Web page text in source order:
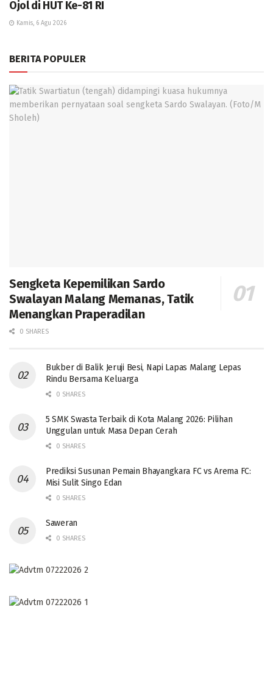
Ojol di HUT Ke-81 RI
Kamis, 6 Agu 2026
BERITA POPULER
Sengketa Kepemilikan Sardo
Swalayan Malang Memanas, Tatik
Menangkan Praperadilan
0 SHARES
Bukber di Balik Jeruji Besi, Napi Lapas Malang Lepas
Rindu Bersama Keluarga
0 SHARES
5 SMK Swasta Terbaik di Kota Malang 2026: Pilihan
Unggulan untuk Masa Depan Cerah
0 SHARES
Prediksi Susunan Pemain Bhayangkara FC vs Arema FC:
Misi Sulit Singo Edan
0 SHARES
Saweran
0 SHARES